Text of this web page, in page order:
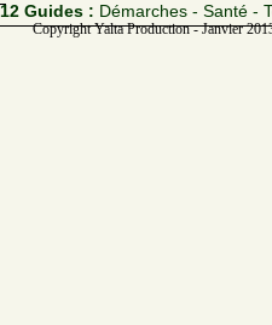
12 Guides : Démarches - Santé -
Copyright Yalta Production - Janvier